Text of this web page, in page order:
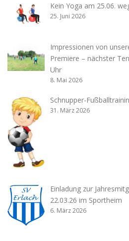
Kein Yoga am 25.06.
25. Juni 2026
Impressionen von
Premiere – nächster
Uhr
8. Mai 2026
Schnupper-
31. März 2026
Einladung zur
22.03.26 im Sportheim
6. März 2026